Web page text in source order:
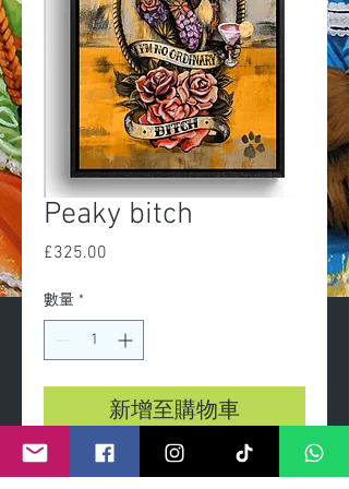
Peaky bitch
£325.00
數量 *
新增至購物車
Peaky bitch hand embellished